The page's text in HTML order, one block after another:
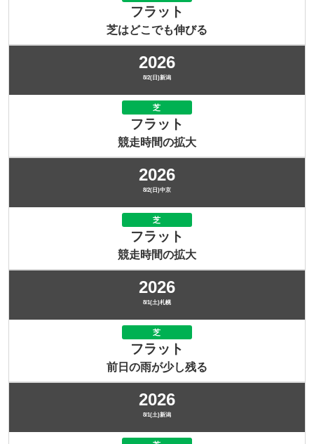
フラット
芝はどこでも伸びる
2026
8/2(日)新潟
芝
フラット
競走時間の拡大
2026
8/2(日)中京
芝
フラット
競走時間の拡大
2026
8/1(土)札幌
芝
フラット
前日の雨が少し残る
2026
8/1(土)新潟